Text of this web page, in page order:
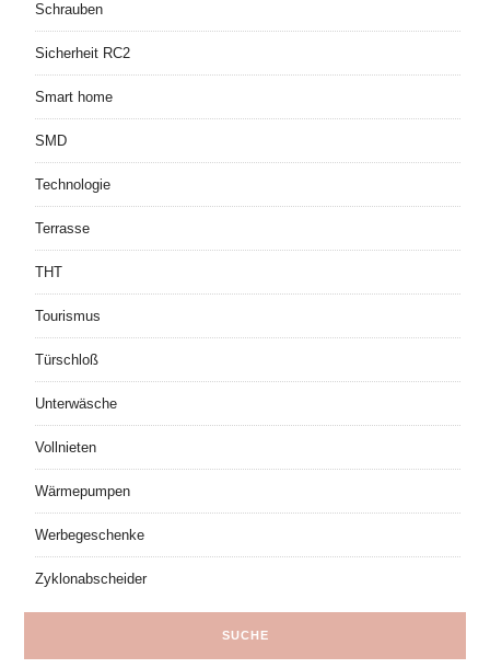
Schrauben
Sicherheit RC2
Smart home
SMD
Technologie
Terrasse
THT
Tourismus
Türschloß
Unterwäsche
Vollnieten
Wärmepumpen
Werbegeschenke
Zyklonabscheider
SUCHE